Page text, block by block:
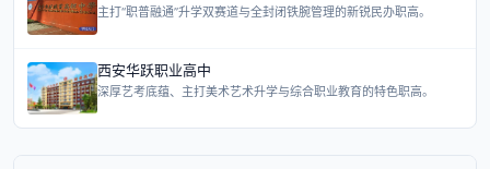
主打“职普融通”升学双赛道与全封闭铁腕管理的新锐民办职高。
西安华跃职业高中
深厚艺考底蕴、主打美术艺术升学与综合职业教育的特色职高。